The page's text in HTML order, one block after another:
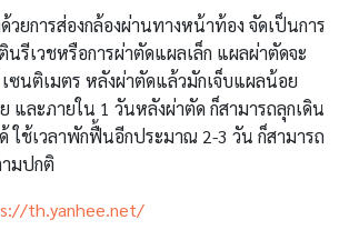
ยการส่องกล้องผ่านทางหน้าท้อง จัดเป็นการ
นรีเวชหรือการผ่าตัดแผลเล็ก แผลผ่าตัดจะ
ซนติเมตร หลังผ่าตัดแล้วมักเจ็บแผลน้อย
และภายใน 1 วันหลังผ่าตัด ก็สามารถลุกเดิน
ใช้เวลาพักฟื้นอีกประมาณ 2-3 วัน ก็สามารถ
มปกติ
th.yanhee.net/